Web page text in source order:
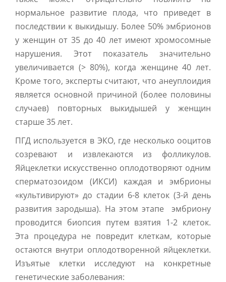
нормальное развитие плода, что приведет в
последствии к выкидышу. Более 50% эмбрионов
у женщин от 35 до 40 лет имеют хромосомные
нарушения. Этот показатель значительно
увеличивается (> 80%), когда женщине 40 лет.
Кроме того, эксперты считают, что анеуплоидия
является основной причиной (более половины
случаев) повторных выкидышей у женщин
старше 35 лет.
ПГД используется в ЭКО, где несколько ооцитов
созревают и извлекаются из фолликулов.
Яйцеклетки искусственно оплодотворяют одним
сперматозоидом (ИКСИ) каждая и эмбрионы
«культивируют» до стадии 6-8 клеток (3-й день
развития зародыша). На этом этапе эмбриону
проводится биопсия путем взятия 1-2 клеток.
Эта процедура не повредит клеткам, которые
остаются внутри оплодотворенной яйцеклетки.
Изъятые клетки исследуют на конкретные
генетические заболевания: